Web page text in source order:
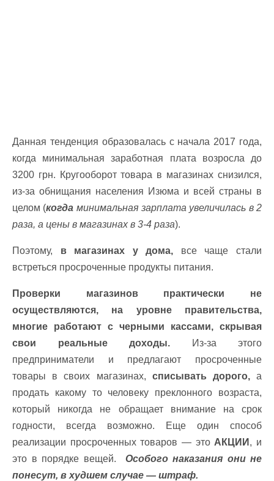
Данная тенденция образовалась с начала 2017 года,
когда минимальная заработная плата возросла до
3200 грн. Кругооборот товара в магазинах снизился,
из-за обнищания населения Изюма и всей страны в
целом (когда минимальная зарплата увеличилась в 2
раза, а цены в магазинах в 3-4 раза).
Поэтому, в магазинах у дома, все чаще стали
встреться просроченные продукты питания.
Проверки магазинов практически не
осуществляются, на уровне правительства,
многие работают с черными кассами, скрывая
свои реальные доходы. Из-за этого
предприниматели и предлагают просроченные
товары в своих магазинах, списывать дорого,а
продать какому то человеку преклонного возраста,
который никогда не обращает внимание на срок
годности, всегда возможно. Еще один способ
реализации просроченных товаров — это АКЦИИ , и
это в порядке вещей. Особого наказания они не
понесут, в худшем случае — штраф.